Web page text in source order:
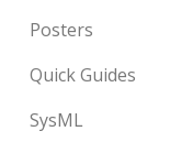
Posters
Quick Guides
SysML